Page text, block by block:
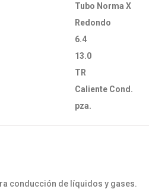
Tubo Norma X
Redondo
6.4
13.0
TR
Caliente Cond.
pza.
conducción de líquidos y gases.